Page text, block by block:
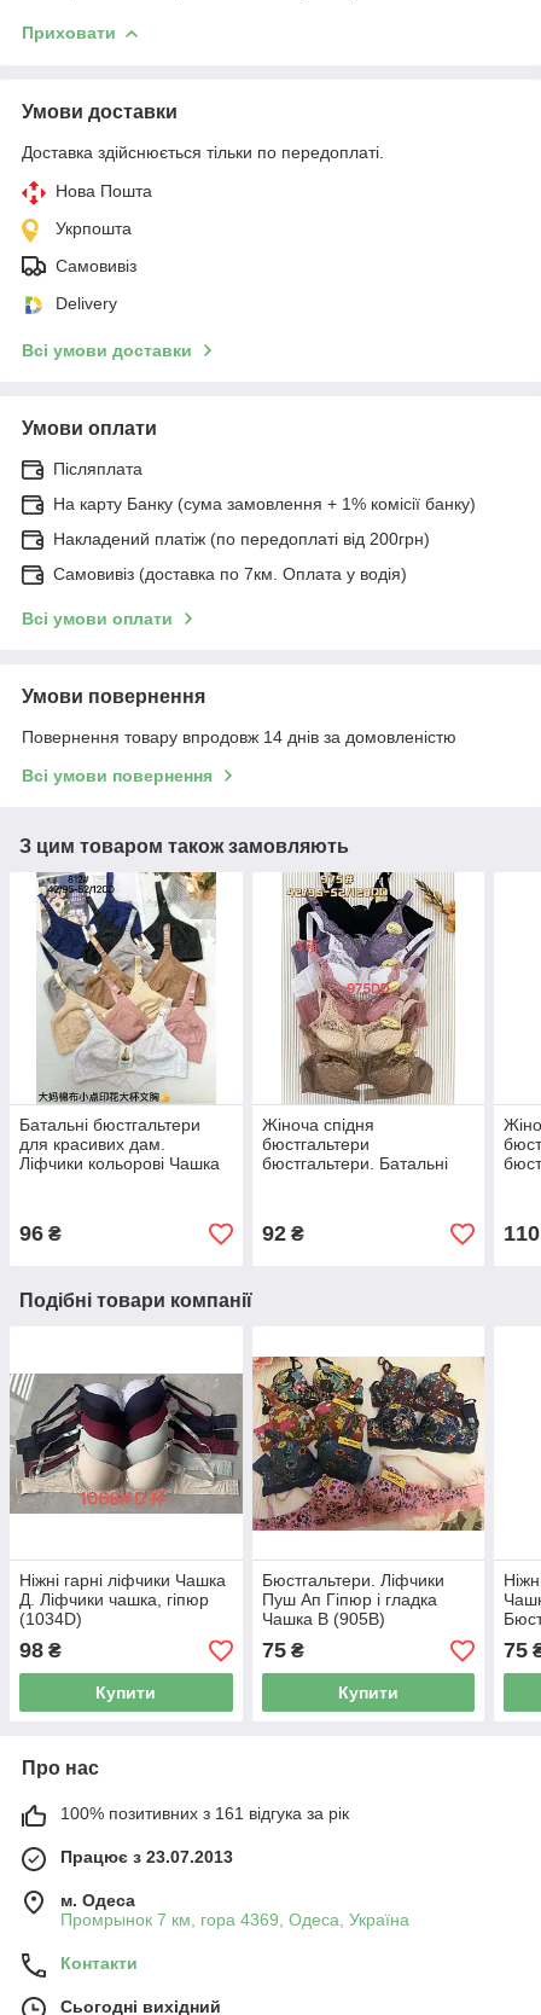
Приховати
Умови доставки
Доставка здійснюється тільки по передоплаті.
Нова Пошта
Укрпошта
Самовивіз
Delivery
Всі умови доставки
Умови оплати
Післяплата
На карту Банку (сума замовлення + 1% комісії банку)
Накладений платіж (по передоплаті від 200грн)
Самовивіз (доставка по 7км. Оплата у водія)
Всі умови оплати
Умови повернення
Повернення товару впродовж 14 днів за домовленістю
Всі умови повернення
З цим товаром також замовляють
Батальні бюстгальтери
для красивих дам.
Ліфчики кольорові Чашка
96 ₴
Жіноча спідня
бюстгальтери
бюстгальтери. Батальні
92₴ 110
Подібні товари компанії
Ніжні гарні ліфчики Чашка
Д. Ліфчики чашка, гіпюр
(1034D)
98 ₴
Купити
Бюстгальтери. Ліфчики
Пуш Ап Гіпюр і гладка
Чашка В (905В)
75₴
Купити
75
Про нас
100% позитивних з 161 відгука за рік
Працює з 23.07.2013
м. Одеса
Промрынок 7 км, гора 4369, Одеса, Україна
Контакти
Сьогодні вихідний